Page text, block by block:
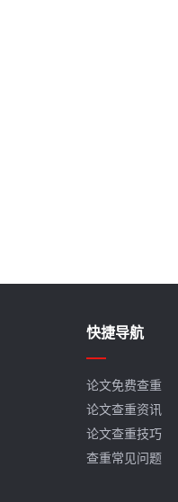
快捷导航
论文免费查重
论文查重资讯
论文查重技巧
查重常见问题